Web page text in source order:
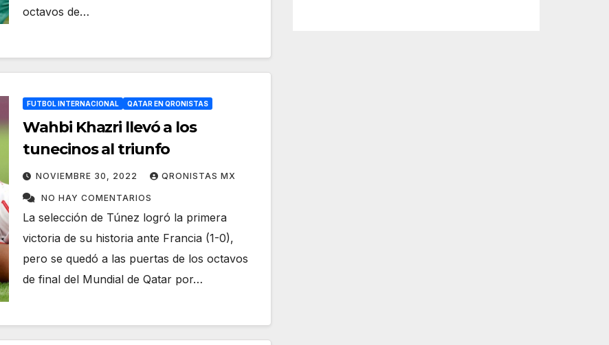
octavos de…
FUTBOL INTERNACIONAL QATAR EN QRONISTAS
Wahbi Khazri llevó a los
tunecinos al triunfo
NOVIEMBRE 30, 2022 QRONISTAS MX
NO HAY COMENTARIOS
La selección de Túnez logró la primera
victoria de su historia ante Francia (1-0),
pero se quedó a las puertas de los octavos
de final del Mundial de Qatar por…